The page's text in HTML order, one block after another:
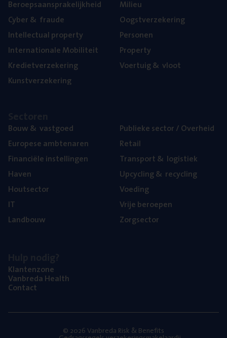
Beroeps­aan­spra­ke­lijk­heid
Cyber& fraude
Intel­lec­tu­al property
Inter­na­ti­o­na­le Mobiliteit
Kre­diet­ver­ze­ke­ring
Kunst­ver­ze­ke­ring
Mili­eu
Oogst­ver­ze­ke­ring
Per­so­nen
Pro­per­ty
Voer­tuig& vloot
Bouw& vastgoed
Euro­pe­se ambtenaren
Finan­ci­ë­le instellingen
Haven
Hout­sec­tor
IT
Land­bouw
Publie­ke sec­tor / Overheid
Retail
Trans­port& logistiek
Upcy­cling& recycling
Voe­ding
Vrije beroe­pen
Zorg­sec­tor
Klan­ten­zo­ne
Van­b­re­da Health
Con­tact
© 2026 Vanbreda Risk & Benefits